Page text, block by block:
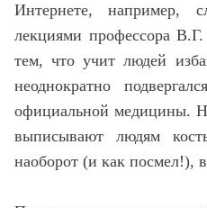
Интернете, например,
лекциями профессора
тем, что учит людей
неоднократно
официальной медицины.
выписывают людям
наоборот (и как посмел!),